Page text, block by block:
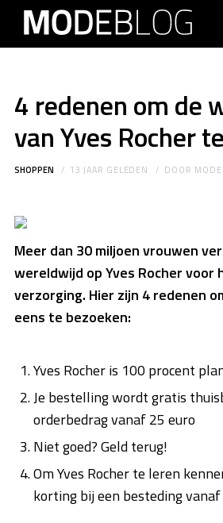
4 redenen om de
van Yves Rocher
SHOPPEN 13 JAAR GELEDEN DOOR
Meer dan 30 miljoen vrouwen
wereldwijd op Yves Rocher voor
verzorging. Hier zijn 4 redenen
eens te bezoeken:
Yves Rocher is 100 procent
Je bestelling wordt gratis
orderbedrag vanaf 25 euro
Niet goed? Geld terug!
Om Yves Rocher te leren
korting bij een besteding